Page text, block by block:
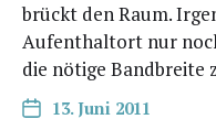
brückt den Raum.
Auf­ent­halt­ort nur
die nöti­ge Band­brei­te
13. Juni 2011